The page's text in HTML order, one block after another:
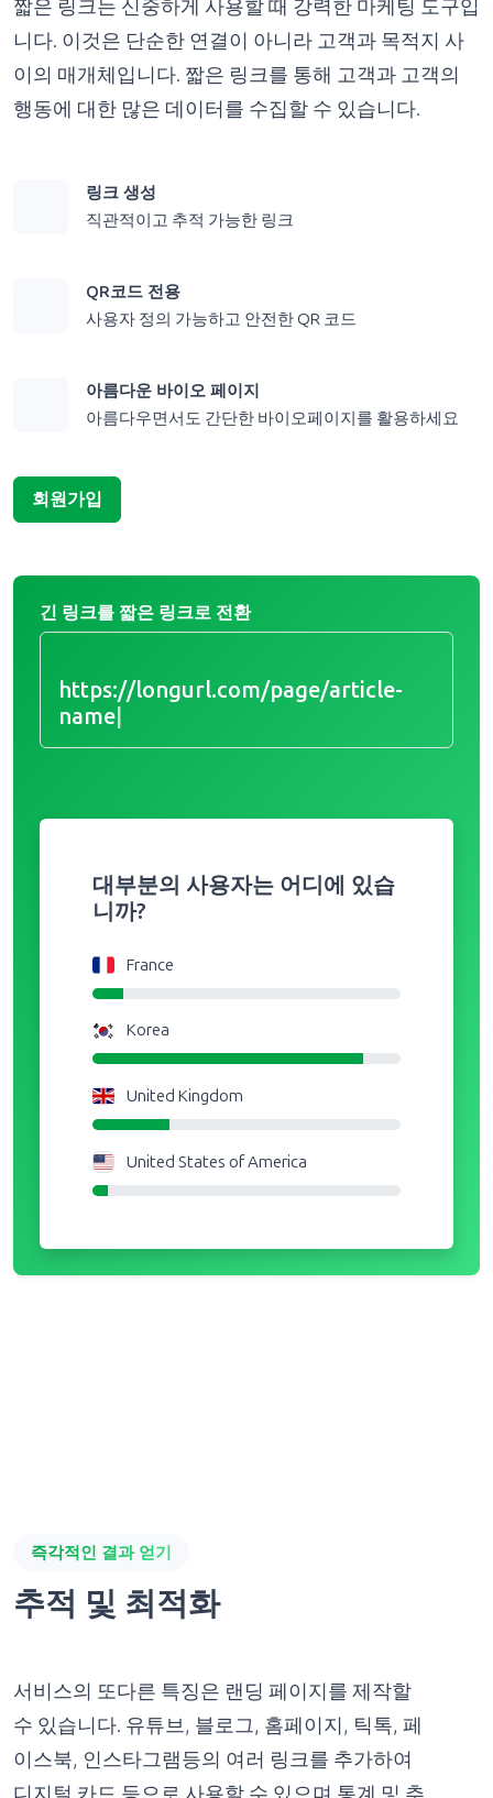
짧은 링크는 신중하게 사용할 때 강력한 마케팅 도구입
니다. 이것은 단순한 연결이 아니라 고객과 목적지 사
이의 매개체입니다. 짧은 링크를 통해 고객과 고객의
행동에 대한 많은 데이터를 수집할 수 있습니다.
링크 생성
직관적이고 추적 가능한 링크
QR코드 전용
사용자 정의 가능하고 안전한 QR 코드
아름다운 바이오 페이지
아름다우면서도 간단한 바이오페이지를 활용하세요
회원가입
긴 링크를 짧은 링크로 전환
https://longurl.com/page/article-n
니까?
United Kingdom
United States of America
수 있습니다. 유튜브, 블로그, 홈페이지, 틱톡, 페
이스북, 인스타그램등의 여러 링크를 추가하여
디지털 카드 등으로 사용할 수 있으며 통계 및 추